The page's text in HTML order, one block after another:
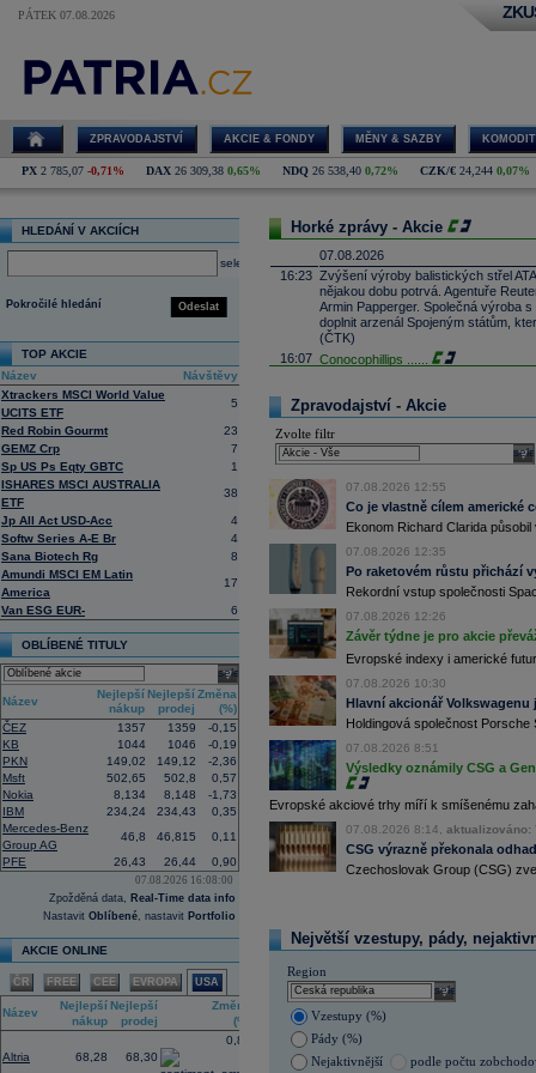
PÁTEK 07.08.2026
ZPRAVODAJSTVÍ AKCIE & FONDY MĚNY & SAZBY
PX 2 785,07 -0,71% DAX 26 309,38 0,65% NDQ 26 538,40 0,72% CZK/€ 24,244 0,07%
HLEDÁNÍ V AKCIÍCH
select
Odeslat
Pokročilé hledání
TOP AKCIE
Název
Návštěvy
Xtrackers MSCI World Value
UCITS ETF
5
Red Robin Gourmt
23
GEMZ Crp
7
Sp US Ps Eqty GBTC
1
ISHARES MSCI AUSTRALIA
ETF
38
Jp All Act USD-Acc
4
Softw Series A-E Br
4
Sana Biotech Rg
8
Amundi MSCI EM Latin
America
17
Van ESG EUR- 6
OBLÍBENÉ TITULY
select
Název
Nejlepší
nákup
Nejlepší
prodej
Změna
(%)
ČEZ
1357 1359
-0,15
KB
1044 1046
-0,19
PKN
149,02 149,12
-2,36
Msft
502,65 502,8
0,57
Nokia
8,134 8,148
-1,73
IBM
234,24 234,43
0,35
Mercedes-Benz
Group AG
46,8 46,815
0,11
PFE
26,43 26,44 0,90
07.08.2026 16:08:00
Zpožděná data, Real-Time data info
Nastavit Oblíbené, nastavit Portfolio
AKCIE ONLINE
ČR FREE CEE EVROPA USA
Název
Nejlepší
nákup
Nejlepší
prodej
Změna
(%)
Altria 68,28 68,30
0,81
Horké zprávy - Akcie
07.08.2026
16:23 Zvýšení výroby balistických střel
nějakou dobu potrvá. Agentuře
Armin Papperger. Společná výroba
doplnit arzenál Spojeným státům,
(ČTK)
16:07 Conocophillips
vzrostly nejvíce od třetího čtvrtletí
energetických firem. S odkazem na
uvedla agentura Reuters. Dobré
oceli a chemického průmyslu (ČTK)
15:26 Cloudflare -JP......
15:05 Block - Bernste ...
14:49 Airbnb -JP Mor......
14:24 Roche -Morgan......
13:59
DHL - Bernstein ...
BAE Systems - M...
13:04 Jedna z největších světových
procent v novém provozovateli
Nový společný podnik založí s
Bestsport O2 arenu a O2
investiční společnost, PPF dosud
12:09 Akciové podílové fondy za prvních
procenta, smíšené fondy 4,4
akciové fondy podle indexu přinesly
procenta a dluhopisové fondy 2,5
11:43 Novo Nordisk - ...
11:27 Jedna z největších světových
procent v novém provozovateli
Nový společný podnik založí s
Bestsport O2 arenu a O2
investiční společnost, PPF dosud
11:16 Porsche SE, která je hlavním
se v pololetí propadla do čisté ztráty
Zároveň automobilkuVolkswagen
10:51 EasyJet-JP Mo......
10:28
10:13 Ahold Delhaize...
9:10 DraftKings dosáhl ve 2Q výnosů
8:48
Airbnb očekává ve 3Q tržby 4,69 -
Zpravodajství - Akcie
Zvolte filtr
07.08.2026 12:55
Co je vlastně cílem americké
Ekonom Richard Clarida
07.08.2026 12:35
Po raketovém růstu přichází
Rekordní vstup společnosti
07.08.2026 12:26
Závěr týdne je pro akcie
Evropské indexy i americké
07.08.2026 10:30
Hlavní akcionář
Holdingová společnost
07.08.2026 8:51
Výsledky oznámily CSG a
Evropské akciové trhy míří k smíšenému
07.08.2026 8:14, aktualizováno:
CSG výrazně překonala
Czechoslovak Group (CSG)
Největší vzestupy, pády,
Region
select
Vzestupy (%)
Pády (%)
Nejaktivnější
podle počtu